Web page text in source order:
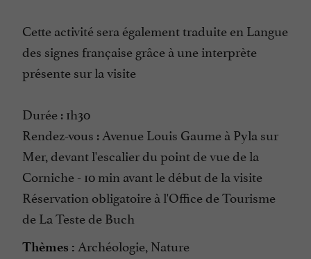
Cette activité sera également traduite en Langue
des signes française grâce à une interprète
présente sur la visite
Durée : 1h30
Rendez-vous : Avenue Louis Gaume à Pyla sur
Mer, devant l'escalier du point de vue de la
Corniche - 10 min avant le début de la visite
Réservation obligatoire à l'Office de Tourisme
de La Teste de Buch
Thèmes : Archéologie, Nature